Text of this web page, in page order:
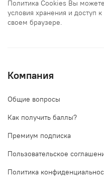
Политика Cookies Вы можете
условия хранения и доступ
своем браузере.
Компания
Общие вопросы
Как получить баллы?
Премиум подписка
Пользовательское
Политика